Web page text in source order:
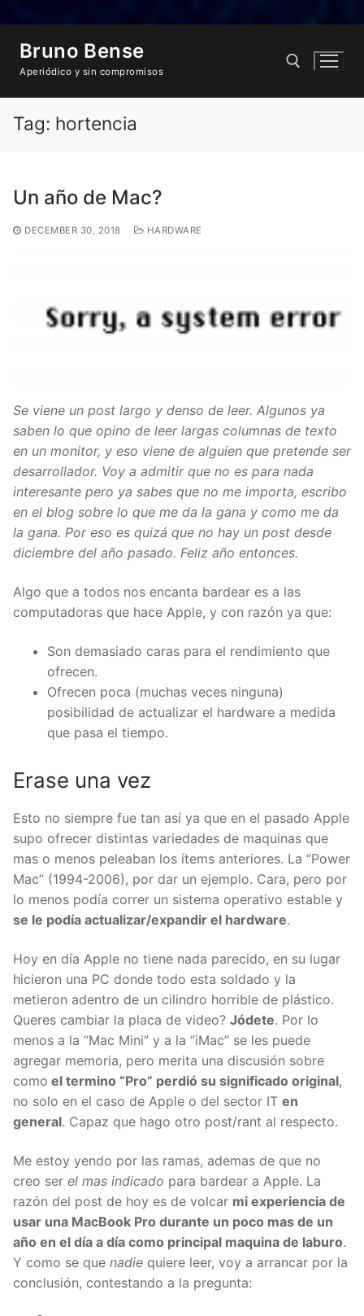
content
Bruno Bense
Aperiódico y sin compromisos
Tag: hortencia
Un año de Mac?
DECEMBER 30, 2018 HARDWARE
Se viene un post largo y denso de leer. Algunos ya
saben lo que opino de leer largas columnas de texto
en un monitor, y eso viene de alguien que pretende ser
desarrollador. Voy a admitir que no es para nada
interesante pero ya sabes que no me importa, escribo
en el blog sobre lo que me da la gana y como me da
la gana. Por eso es quizá que no hay un post desde
diciembre del año pasado. Feliz año entonces.
Algo que a todos nos encanta bardear es a las
computadoras que hace Apple, y con razón ya que:
Son demasiado caras para el rendimiento que
ofrecen.
Ofrecen poca (muchas veces ninguna)
posibilidad de actualizar el hardware a medida
que pasa el tiempo.
Erase una vez
Esto no siempre fue tan así ya que en el pasado Apple
supo ofrecer distintas variedades de maquinas que
mas o menos peleaban los ítems anteriores. La “Power
Mac” (1994-2006), por dar un ejemplo. Cara, pero por
lo menos podía correr un sistema operativo estable y
se le podía actualizar/expandir el hardware.
Hoy en día Apple no tiene nada parecido, en su lugar
hicieron una PC donde todo esta soldado y la
metieron adentro de un cilindro horrible de plástico.
Queres cambiar la placa de video? Jódete. Por lo
menos a la “Mac Mini” y a la “iMac” se les puede
agregar memoria, pero merita una discusión sobre
como el termino “Pro” perdió su significado original,
no solo en el caso de Apple o del sector IT en
general. Capaz que hago otro post/rant al respecto.
Me estoy yendo por las ramas, ademas de que no
creo ser el mas indicado para bardear a Apple. La
razón del post de hoy es de volcar mi experiencia de
usar una MacBook Pro durante un poco mas de un
año en el día a día como principal maquina de laburo.
Y como se que nadie quiere leer, voy a arrancar por la
conclusión, contestando a la pregunta: